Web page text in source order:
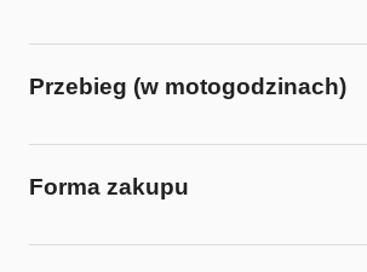
Przebieg (w motogodzinach)
Forma zakupu